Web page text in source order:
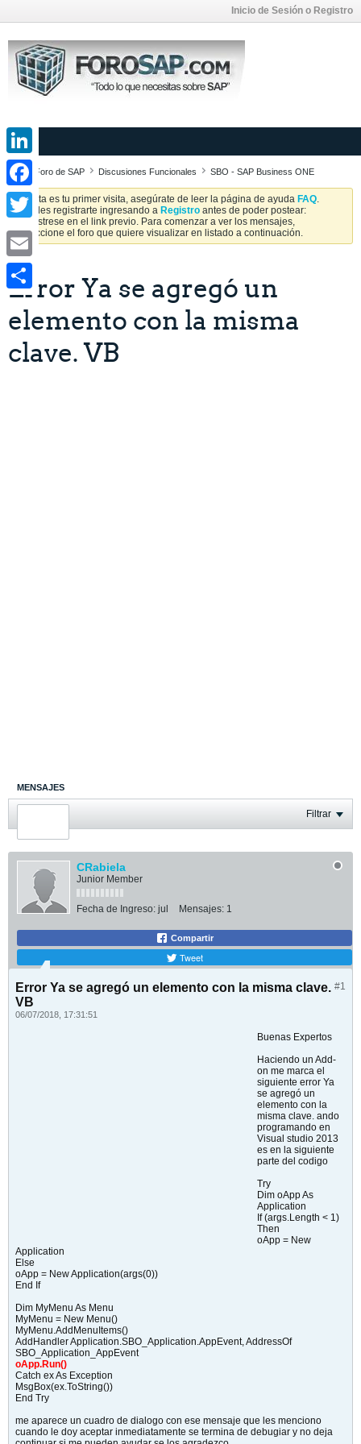
Inicio de Sesión o Registro
Foro de SAP Discusiones Funcionales SBO - SAP Business ONE
Si esta es tu primer visita, asegúrate de leer la página de ayuda FAQ.
Puedes registrarte ingresando a Registro antes de poder postear:
Regístrese en el link previo. Para comenzar a ver los mensajes,
seleccione el foro que quiere visualizar en listado a continuación.
Error Ya se agregó un
elemento con la misma
clave. VB
MENSAJES
ÚLTIMA ACTIVIDAD Filtrar
CRabiela
Junior Member
Fecha de Ingreso: jul Mensajes: 1
Compartir
Tweet
#1
Error Ya se agregó un elemento con la misma clave.
VB
06/07/2018, 17:31:51
Buenas Expertos
Haciendo un Add-
on me marca el
siguiente error Ya
se agregó un
elemento con la
misma clave. ando
programando en
Visual studio 2013
es en la siguiente
parte del codigo
Try
Dim oApp As
Application
If (args.Length < 1)
Then
oApp = New
Application
Else
oApp = New Application(args(0))
End If
Dim MyMenu As Menu
MyMenu = New Menu()
MyMenu.AddMenuItems()
AddHandler Application.SBO_Application.AppEvent, AddressOf
SBO_Application_AppEvent
oApp.Run()
Catch ex As Exception
MsgBox(ex.ToString())
End Try
me aparece un cuadro de dialogo con ese mensaje que les menciono
cuando le doy aceptar inmediatamente se termina de debugiar y no deja
LinkedIn
Facebook
Twitter
Email